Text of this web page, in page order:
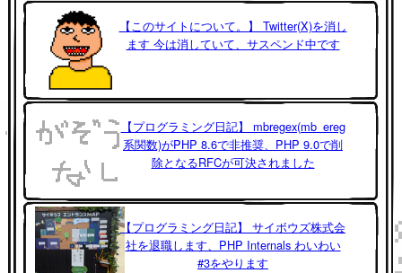
【このサイトについて。】 Twitter(X)を消し
ます 今は消していて、サスペンド中です
【プログラミング日記】 mbregex(mb_ereg
系関数)がPHP 8.6で非推奨、PHP 9.0で削
除となるRFCが可決されました
【プログラミング日記】 サイボウズ株式会
社を退職します、PHP Internals わいわい
#3をやります